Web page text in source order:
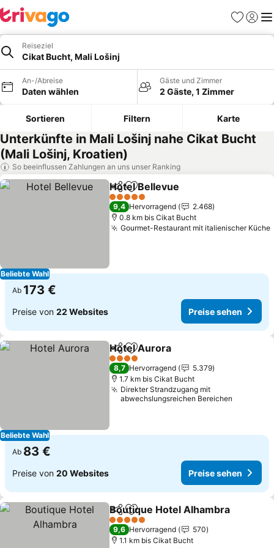
Favoriten
Reiseziel
Cikat Bucht, Mali Lošinj
An-/Abreise
Daten wählen
Gäste und Zimmer
2 Gäste, 1 Zimmer
Sortieren Filtern Karte
Unterkünfte in Mali Lošinj nahe Cikat Bucht
(Mali Lošinj, Kroatien)
So beeinflussen Zahlungen an uns unser Ranking
Beliebte Wahl
TeilenZu Favoriten hinzufügen
Hotel Bellevue
5 Sterne
9,4 Hervorragend
2.468
0.8 km bis Cikat Bucht
Gourmet-Restaurant mit italienischer Küche
Ab 173 €
Preise von 22 Websites Preise sehen
Beliebte Wahl
TeilenZu Favoriten hinzufügen
Hotel Aurora
4 Sterne
8,7 Hervorragend
5.379
1.7 km bis Cikat Bucht
Direkter Strandzugang mit
abwechslungsreichen Bereichen
Ab 83 €
Preise von 20 Websites Preise sehen
TeilenZu Favoriten hinzufügen
Boutique Hotel Alhambra
5 Sterne
9,6 Hervorragend
570
1.1 km bis Cikat Bucht